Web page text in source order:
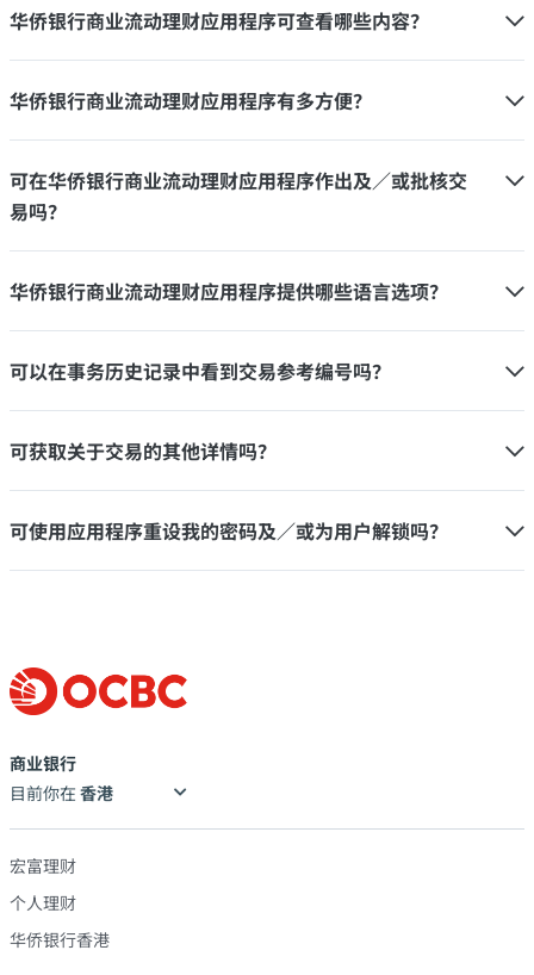
华侨银行商业流动理财应用程序可查看哪些内容？
华侨银行商业流动理财应用程序有多方便？
可在华侨银行商业流动理财应用程序作出及／或批核交
易吗？
华侨银行商业流动理财应用程序提供哪些语言选项？
可以在事务历史记录中看到交易参考编号吗？
可获取关于交易的其他详情吗？
可使用应用程序重设我的密码及／或为用户解锁吗？
商业银行
目前你在
宏富理财
个人理财
华侨银行香港